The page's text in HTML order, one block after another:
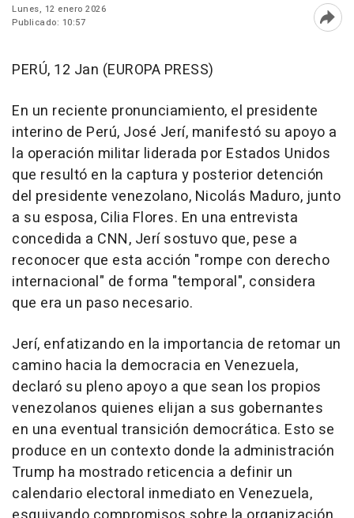
Lunes, 12 enero 2026
Publicado: 10:57
PERÚ, 12 Jan (EUROPA PRESS)
En un reciente pronunciamiento, el presidente
interino de Perú, José Jerí, manifestó su apoyo a
la operación militar liderada por Estados Unidos
que resultó en la captura y posterior detención
del presidente venezolano, Nicolás Maduro, junto
a su esposa, Cilia Flores. En una entrevista
concedida a CNN, Jerí sostuvo que, pese a
reconocer que esta acción "rompe con derecho
internacional" de forma "temporal", considera
que era un paso necesario.
Jerí, enfatizando en la importancia de retomar un
camino hacia la democracia en Venezuela,
declaró su pleno apoyo a que sean los propios
venezolanos quienes elijan a sus gobernantes
en una eventual transición democrática. Esto se
produce en un contexto donde la administración
Trump ha mostrado reticencia a definir un
calendario electoral inmediato en Venezuela,